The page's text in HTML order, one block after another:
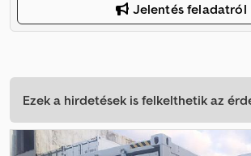
Jelentés feladatról
Ezek a hirdetések is felkelthetik az